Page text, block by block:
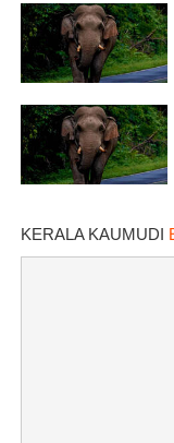
KERALA KAUMUDI